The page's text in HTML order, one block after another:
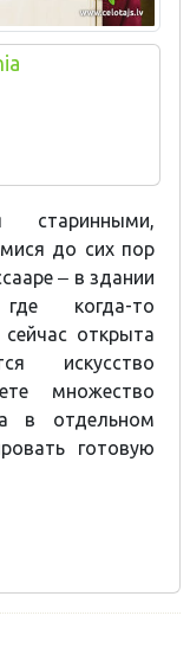
старинными,
до сих пор
‒ в здании
когда-то
открыта
искусство
множество
а в отдельном
готовую